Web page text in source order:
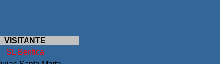
VISITANTE
SL Benfica